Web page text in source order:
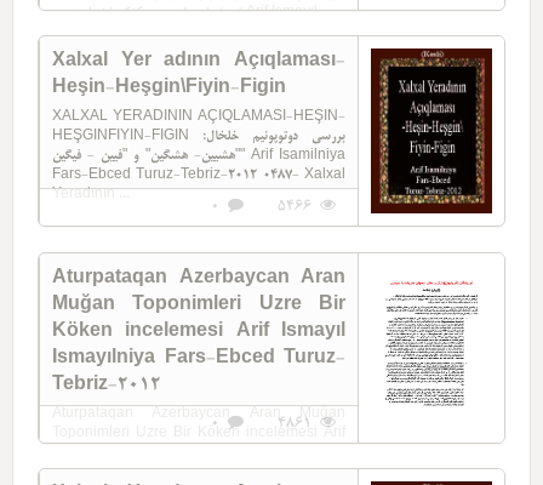
توپونیملری اوزره بیر کؤکَن اینجَلمه سی Arif Ismayıl ...
Xalxal Yer adının Açıqlaması-
Heşin-Heşgin\Fiyin-Figin
XALXAL YERADININ AÇIQLAMASI-HEŞIN-
HEŞGINFIYIN-FIGIN بررسی دوتوپونیم خلخال:
"هشیین- هشگین" و "فیین - فیگین" Arif Isamilniya
Fars-Ebced Turuz-Tebriz-2012 0487- Xalxal
5466
0
Aturpataqan Azerbaycan Aran
Muğan Toponimleri Uzre Bir
Köken incelemesi Arif Ismayıl
Ismayılniya Fars-Ebced Turuz-
Tebriz-2012
Aturpataqan Azerbaycan Aran Muğan
Toponimleri Uzre Bir Köken incelemesi Arif
4861
0